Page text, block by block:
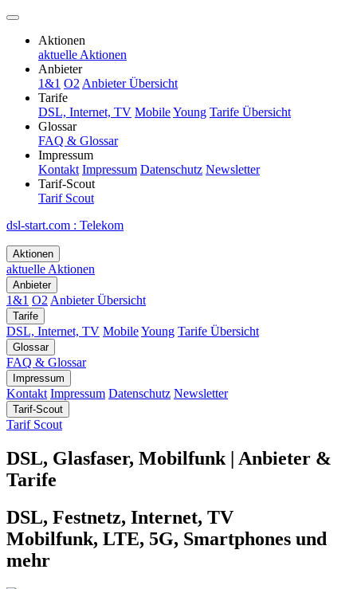
Aktionen
aktuelle Aktionen
Anbieter
1&1 O2 Anbieter Übersicht
Tarife
DSL, Internet, TV MobileYoung Tarife Übersicht
Glossar
FAQ & Glossar
Impressum
Kontakt Impressum Datenschutz Newsletter
Tarif-Scout
Tarif Scout
dsl-start.com : Telekom
Aktionen
aktuelle Aktionen
Anbieter
1&1 O2 Anbieter Übersicht
Tarife
DSL, Internet, TV MobileYoung Tarife Übersicht
Glossar
FAQ & Glossar
Impressum
Kontakt Impressum Datenschutz Newsletter
Tarif-Scout
Tarif Scout
DSL, Glasfaser, Mobilfunk | Anbieter &
Tarife
DSL, Festnetz, Internet, TV
Mobilfunk, LTE, 5G, Smartphones und
mehr